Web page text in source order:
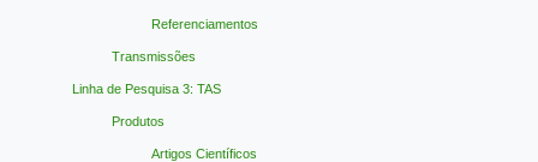
Referenciamentos
Transmissões
Linha de Pesquisa 3: TAS
Produtos
Artigos Científicos